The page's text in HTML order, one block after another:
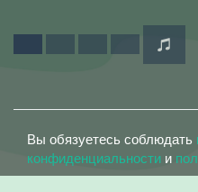
Вы обязуетесь соблюдать
конфиденциальности и